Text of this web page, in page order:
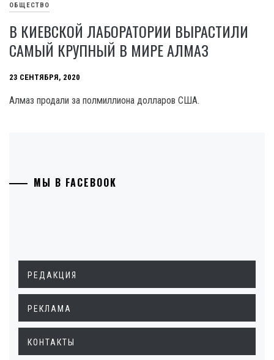
ОБЩЕСТВО
В КИЕВСКОЙ ЛАБОРАТОРИИ ВЫРАСТИЛИ
САМЫЙ КРУПНЫЙ В МИРЕ АЛМАЗ
23 СЕНТЯБРЯ, 2020
Алмаз продали за полмиллиона долларов США.
МЫ В FACEBOOK
РЕДАКЦИЯ
РЕКЛАМА
КОНТАКТЫ